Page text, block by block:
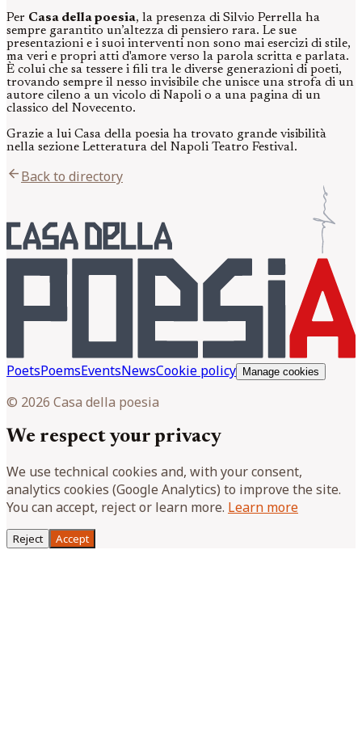
Per Casa della poesia, la presenza di Silvio Perrella ha
sempre garantito un’altezza di pensiero rara. Le sue
presentazioni e i suoi interventi non sono mai esercizi di stile,
ma veri e propri atti d'amore verso la parola scritta e parlata.
È colui che sa tessere i fili tra le diverse generazioni di poeti,
trovando sempre il nesso invisibile che unisce una strofa di un
autore cileno a un vicolo di Napoli o a una pagina di un
classico del Novecento.
Grazie a lui Casa della poesia ha trovato grande visibilità
nella sezione Letteratura del Napoli Teatro Festival.
arrow_backBack to directory
PoetsPoemsEventsNewsCookie policy Manage cookies
© 2026 Casa della poesia
We respect your privacy
We use technical cookies and, with your consent,
analytics cookies (Google Analytics) to improve the site.
You can accept, reject or learn more. Learn more
Reject Accept